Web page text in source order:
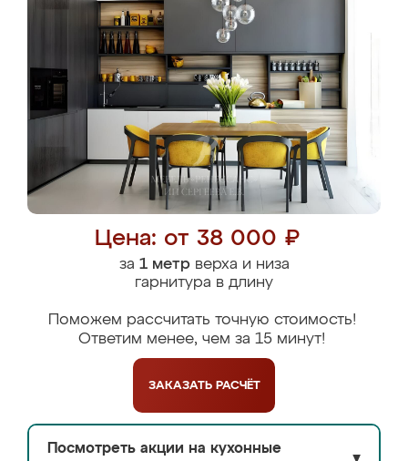
Цена: от 38 000 ₽
за 1 метрверха и низа
гарнитура в длину
Поможем рассчитать точную стоимость!
Ответим менее, чем за 15 минут!
ЗАКАЗАТЬ РАСЧЁТ
Посмотреть акции на кухонные